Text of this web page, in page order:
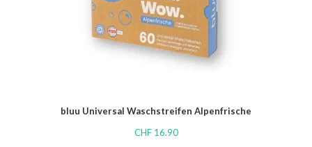
bluu Universal Waschstreifen Alpenfrische
CHF16.90